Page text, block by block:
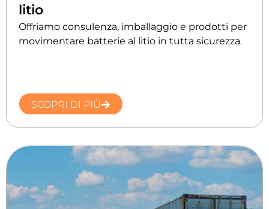
litio
Offriamo consulenza, imballaggio e prodotti per
movimentare batterie al litio in tutta sicurezza.
SCOPRI DI PIÙ